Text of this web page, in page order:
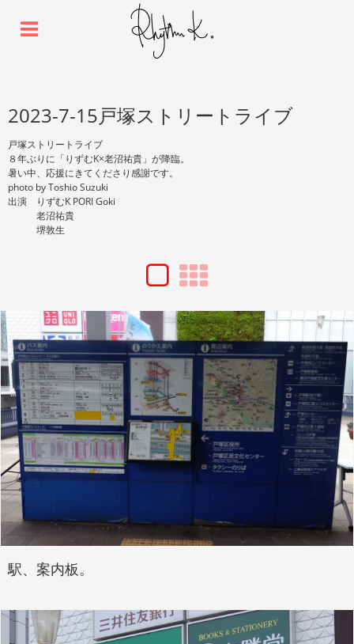
2023-7-15戸塚ストリートライブ
戸塚ストリートライブ
８年ぶりに「りずむK×老沼祐貴」が降臨。
暑い中、応援にきてくださり感謝です。
photo by Toshio Suzuki
出演 りずむK PORI Goki
老沼祐貴
堺敦生
駅、案内板。